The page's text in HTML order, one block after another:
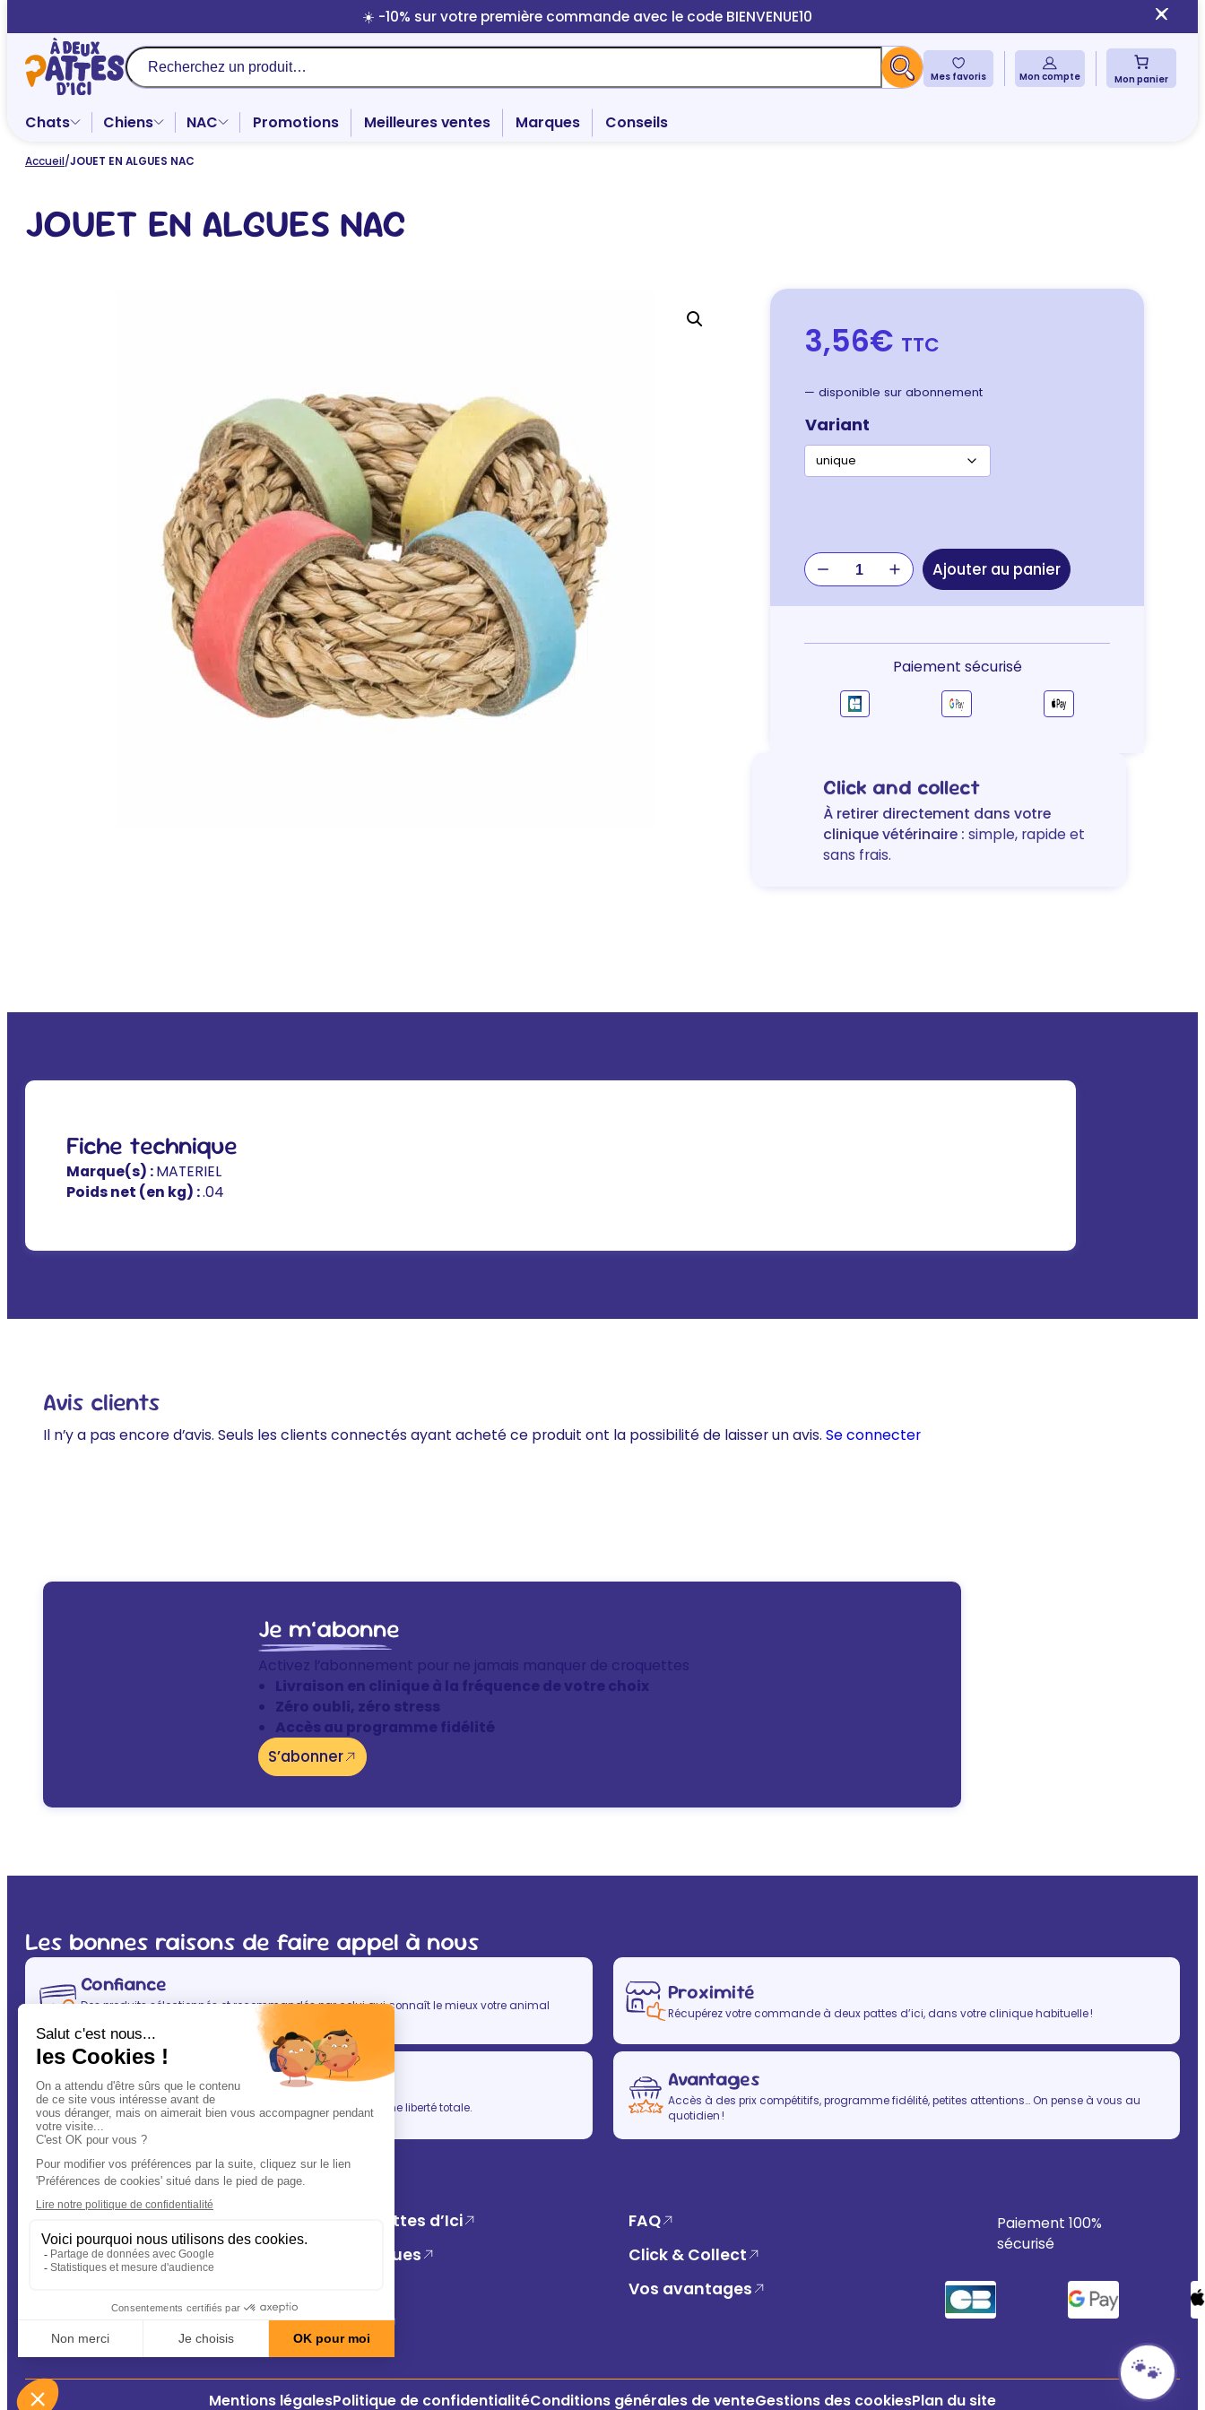
au
contenu
☀️ -10% sur votre première commande avec le code BIENVENUE10
Recherche
Mes favoris Mon compte Mon panier
Chats Chiens NAC Promotions Meilleures ventes Marques Conseils
Accueil/JOUET EN ALGUES NAC
JOUET EN ALGUES NAC
3,56€ TTC
— disponible sur abonnement
Variant
quantité
de
JOUET
ALGUES
Ajouter au panier
Paiement sécurisé
Click and collect
À retirer directement dans votre
clinique vétérinaire : simple, rapide et
sans frais.
Fiche technique
Marque(s) :MATERIEL
Poids net (en kg) :.04
Avis clients
Il n’y a pas encore d’avis. Seuls les clients connectés ayant acheté ce produit ont la possibilité de laisser un avis. Se connecter
Je m’abonne
Activez l’abonnement pour ne jamais manquer de croquettes
Livraison en clinique à la fréquence de votre choix
Zéro oubli, zéro stress
Accès au programme fidélité
S’abonner
Les bonnes raisons de faire appel à nous
Confiance
Des produits sélectionnés et recommandés par celui qui connaît le mieux votre animal
(après vous évidemment ! ) : votre vétérinaire.
Proximité
Récupérez votre commande à deux pattes d’ici, dans votre clinique habituelle !
Simplicité
En un clic, vous allégez votre quotidien, tout en gardant une liberté totale.
Avantages
Accès à des prix compétitifs, programme fidélité, petites attentions… On pense à vous au
quotidien !
A Deux Pattes d’Ici
FAQ
Nos cliniques
Click & Collect
Vos avantages
Conseils
Paiement 100%
sécurisé
Mentions légalesPolitique de confidentialitéConditions générales de venteGestions des cookiesPlan du site
🐾